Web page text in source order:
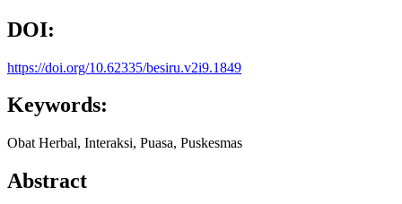
DOI:
https://doi.org/10.62335/besiru.v2i9.1849
Keywords:
Obat Herbal, Interaksi, Puasa, Puskesmas
Abstract